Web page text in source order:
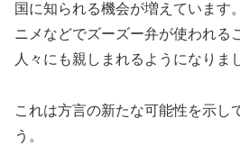
国に知られる機会が増えています
ニメなどでズーズー弁が使われる
人々にも親しまれるようになりま
これは方言の新たな可能性を示し
う。